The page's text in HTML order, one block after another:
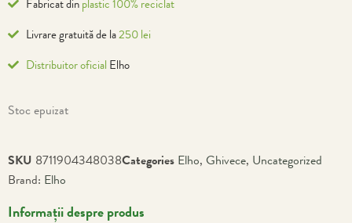
Fabricat dinplastic 100% reciclat
Livrare gratuită de la250 lei
Distribuitor oficial Elho
Stoc epuizat
SKU 8711904348038Categories Elho, Ghivece, Uncategorized
Brand: Elho
Informații despre produs